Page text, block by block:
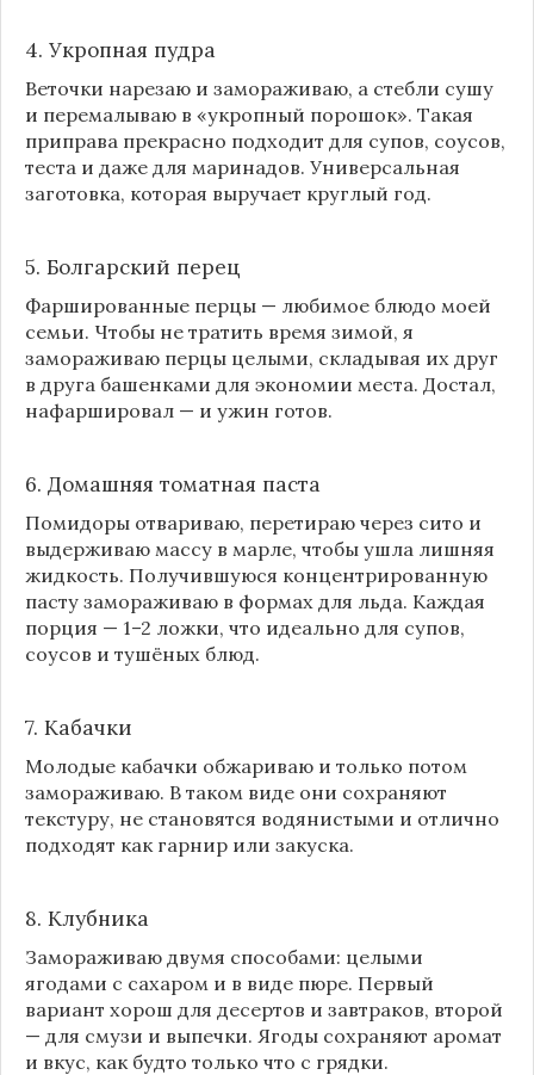
4. Укропная пудра
Веточки нарезаю и замораживаю, а стебли сушу
и перемалываю в «укропный порошок». Такая
приправа прекрасно подходит для супов, соусов,
теста и даже для маринадов. Универсальная
заготовка, которая выручает круглый год.
5. Болгарский перец
Фаршированные перцы — любимое блюдо моей
семьи. Чтобы не тратить время зимой, я
замораживаю перцы целыми, складывая их друг
в друга башенками для экономии места. Достал,
нафаршировал — и ужин готов.
6. Домашняя томатная паста
Помидоры отвариваю, перетираю через сито и
выдерживаю массу в марле, чтобы ушла лишняя
жидкость. Получившуюся концентрированную
пасту замораживаю в формах для льда. Каждая
порция — 1–2 ложки, что идеально для супов,
соусов и тушёных блюд.
7. Кабачки
Молодые кабачки обжариваю и только потом
замораживаю. В таком виде они сохраняют
текстуру, не становятся водянистыми и отлично
подходят как гарнир или закуска.
8. Клубника
Замораживаю двумя способами: целыми
ягодами с сахаром и в виде пюре. Первый
вариант хорош для десертов и завтраков, второй
— для смузи и выпечки. Ягоды сохраняют аромат
и вкус, как будто только что с грядки.